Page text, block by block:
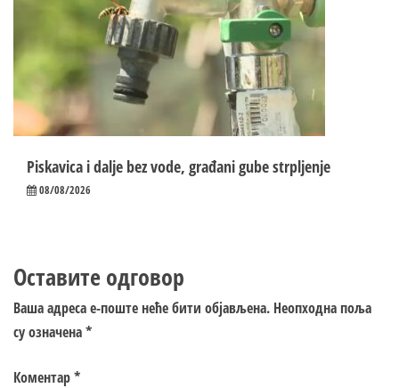
Piskavica i dalje bez vode, građani gube strpljenje
08/08/2026
Оставите одговор
Ваша адреса е-поште неће бити објављена. Неопходна поља
су означена*
Коментар*